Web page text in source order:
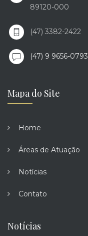
89120-000
(47) 3382-2422
(47) 9 9656-0793
Mapa do Site
Home
Áreas de Atuação
Notícias
Contato
Notícias